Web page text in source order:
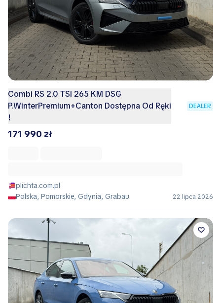
Combi RS 2.0 TSI 265 KM DSG
P.WinterPremium+Canton Dostępna Od Ręki
!
DEALER
171 990 zł
plichta.com.pl
Polska, Pomorskie, Gdynia, Grabau
22 lipca 2026